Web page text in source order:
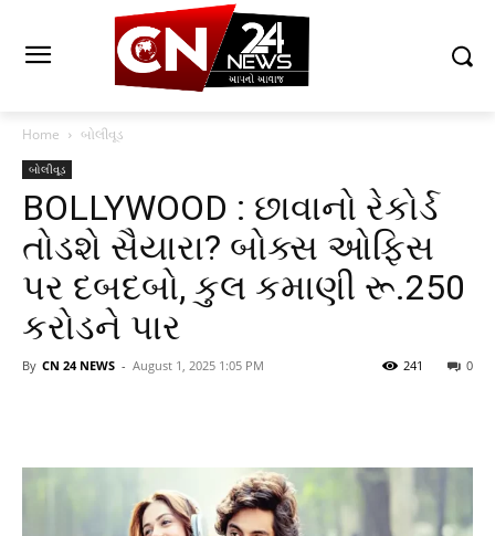
Home બોલીવૂડ
બોલીવૂડ
BOLLYWOOD : છાવાનો રેકોર્ડ
તોડશે સૈયારા? બોક્સ ઓફિસ
પર દબદબો, કુલ કમાણી રૂ.250
કરોડને પાર
By CN 24 NEWS - August 1, 2025 1:05 PM 0
241